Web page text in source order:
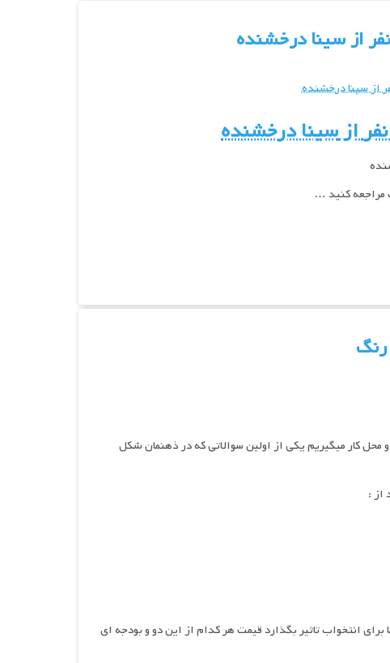
از سینا درخشنده
ازسینا درخشنده
مراجعه کنید …
رنگ
محل کار میگیریم یکی از اولین سوالاتی که در ذهنمان شکل
از :
انتخواب تاثیر بگذارد قیمت هر کدام از این دو و بودجه ای